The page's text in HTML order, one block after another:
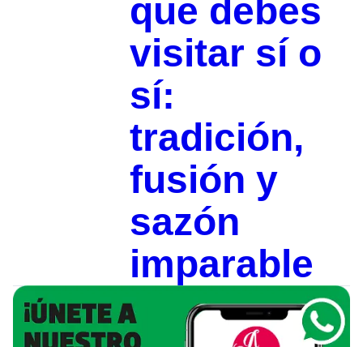
que debes
visitar sí o
sí:
tradición,
fusión y
sazón
imparable